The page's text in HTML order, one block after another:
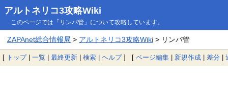
アルトネリコ3攻略Wiki
このページでは「リンパ管」について攻略しています。
ZAPAnet総合情報局 > アルトネリコ3攻略Wiki> リンパ管
[ トップ| 一覧 | 最終更新 | 検索 | ヘルプ] [ ページ編集 | 新規作成 | 差分 |